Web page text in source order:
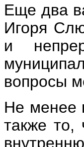
Еще два
Игоря
и
вопросы
Не менее
также то,